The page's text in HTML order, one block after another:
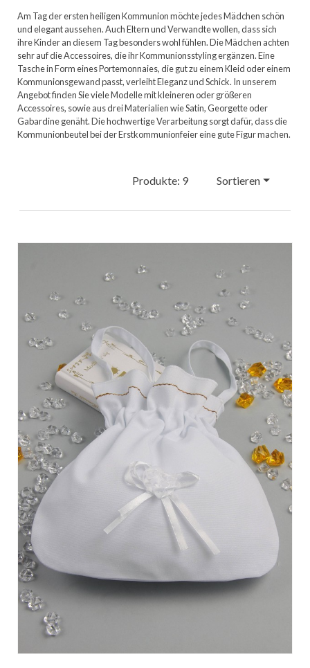
Am Tag der ersten heiligen Kommunion möchte jedes Mädchen schön
und elegant aussehen. Auch Eltern und Verwandte wollen, dass sich
ihre Kinder an diesem Tag besonders wohl fühlen. Die Mädchen achten
sehr auf die Accessoires, die ihr Kommunionsstyling ergänzen. Eine
Tasche in Form eines Portemonnaies, die gut zu einem Kleid oder einem
Kommunionsgewand passt, verleiht Eleganz und Schick. In unserem
Angebot finden Sie viele Modelle mit kleineren oder größeren
Accessoires, sowie aus drei Materialien wie Satin, Georgette oder
Gabardine genäht. Die hochwertige Verarbeitung sorgt dafür, dass die
Kommunionbeutel bei der Erstkommunionfeier eine gute Figur machen.
Produkte: 9 Sortieren